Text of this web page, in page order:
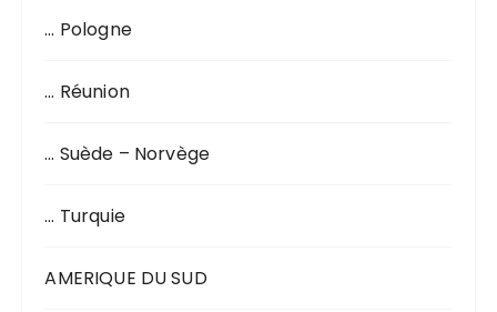
… Pologne
… Réunion
… Suède – Norvège
… Turquie
AMERIQUE DU SUD